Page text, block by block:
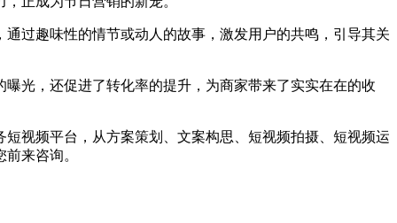
过趣味性的情节或动人的故事，激发用户的共鸣，引导其关
曝光，还促进了转化率的提升，为商家带来了实实在在的收
视频平台，从方案策划、文案构思、短视频拍摄、短视频运
来咨询。